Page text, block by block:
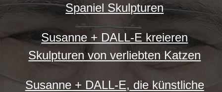
Spaniel Skulpturen
Susanne + DALL-E kreieren
Skulpturen von verliebten Katzen
Susanne + DALL-E, die künstliche